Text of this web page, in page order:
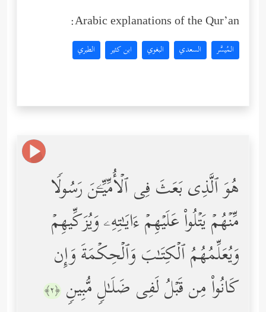
Arabic explanations of the Qur’an:
المُيسَّر السعدي البغوي ابن كثير الطبري
هُوَ ٱلَّذِی بَعَثَ فِی ٱلۡأُمِّیِّـۧنَ رَسُولࣰا
مِّنۡهُمۡ یَتۡلُواْ عَلَیۡهِمۡ ءَایَـٰتِهِۦ وَیُزَكِّیهِمۡ
وَیُعَلِّمُهُمُ ٱلۡكِتَـٰبَ وَٱلۡحِكۡمَةَ وَإِن
كَانُواْ مِن قَبۡلُ لَفِی ضَلَـٰلࣲ مُّبِینࣲ ﴿٢﴾